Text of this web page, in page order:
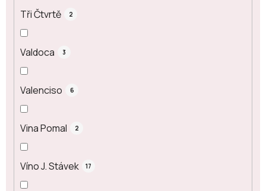
Tři Čtvrtě 2
Valdoca 3
Valenciso 6
Vina Pomal 2
Víno J. Stávek 17